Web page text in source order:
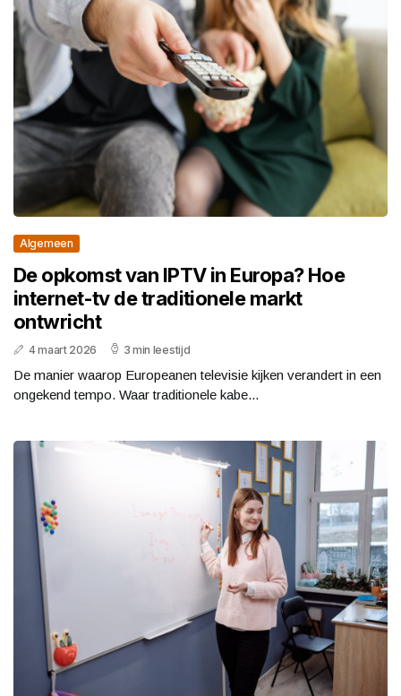
Algemeen
De opkomst van IPTV in Europa? Hoe
internet-tv de traditionele markt
ontwricht
4 maart 2026 3 min leestijd
De manier waarop Europeanen televisie kijken verandert in een
ongekend tempo. Waar traditionele kabe...